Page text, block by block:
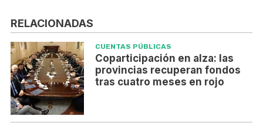
RELACIONADAS
CUENTAS PÚBLICAS
Coparticipación en alza: las
provincias recuperan fondos
tras cuatro meses en rojo